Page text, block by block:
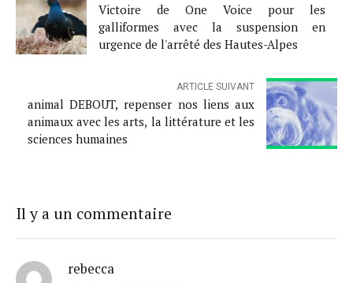
Victoire de One Voice pour les
galliformes avec la suspension en
urgence de l'arrêté des Hautes-Alpes
ARTICLE SUIVANT
animal DEBOUT, repenser nos liens aux
animaux avec les arts, la littérature et les
sciences humaines
Il y a un commentaire
rebecca